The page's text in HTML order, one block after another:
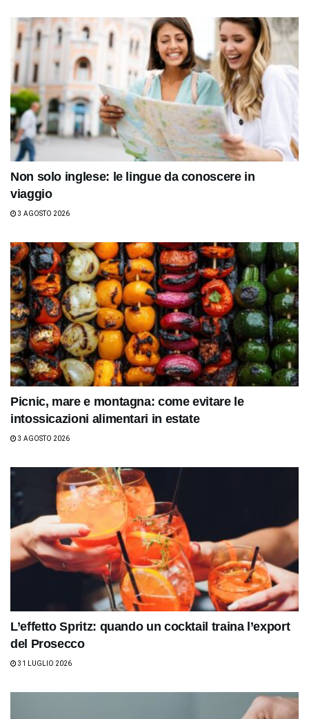
Non solo inglese: le lingue da conoscere in
viaggio
3 AGOSTO 2026
Picnic, mare e montagna: come evitare le
intossicazioni alimentari in estate
3 AGOSTO 2026
L’effetto Spritz: quando un cocktail traina l’export
del Prosecco
31 LUGLIO 2026